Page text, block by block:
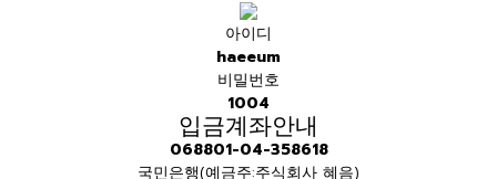
아이디
haeeum
비밀번호
1004
입금계좌안내
068801-04-358618
국민은행(예금주:주식회사 혜음)